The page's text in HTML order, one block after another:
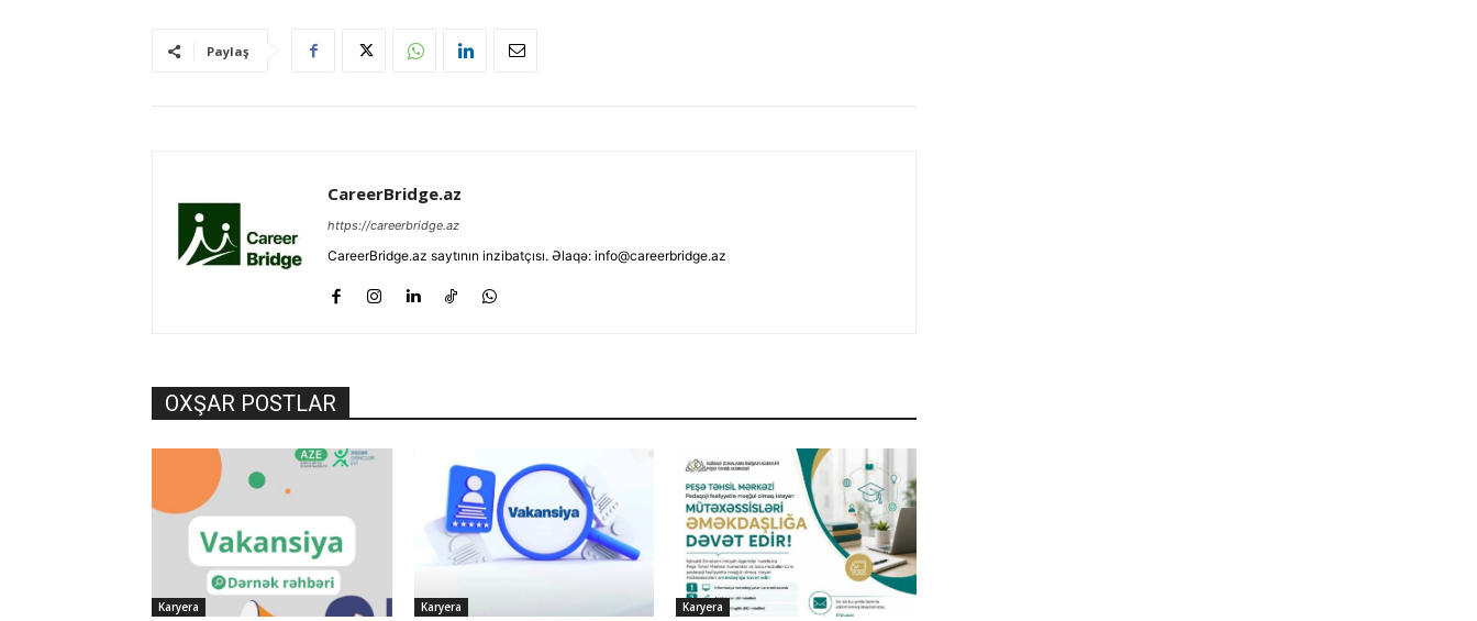
Paylaş
CareerBridge.az
https://careerbridge.az
CareerBridge.az saytının inzibatçısı. Əlaqə: info@careerbridge.az
OXŞAR POSTLAR
Karyera Karyera Karyera